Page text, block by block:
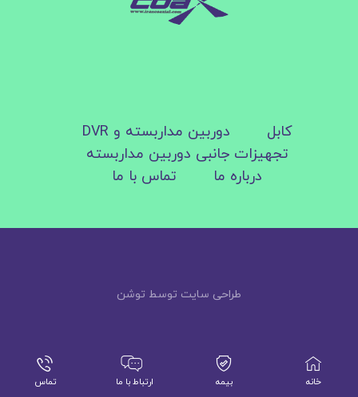
کابل
دوربین مداربسته و DVR
تجهیزات جانبی دوربین مداربسته
درباره ما
تماس با ما
طراحی سایت توسط توشن
خانه بیمه ارتباط با ما تماس